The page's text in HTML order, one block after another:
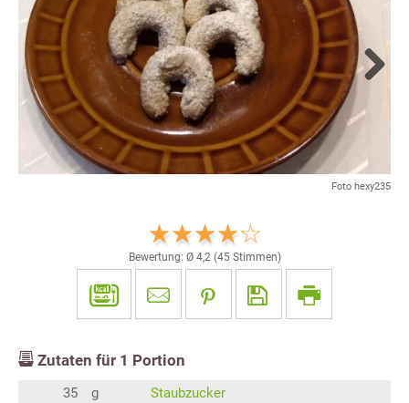
Foto hexy235
Bewertung: Ø 4,2(45Stimmen)
Zutaten für 1 Portion
35 g
Staubzucker